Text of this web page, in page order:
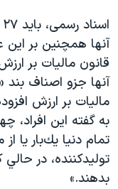
دادگاه حمید نوری
چهل سال
قانون شفافیت دارائی
اعتراضات مردمی آبان
اسرائیل در جنگ
نرگس محمدی برنده
همایش محافظه‌کاران
آنها همچنین بر این
قانون مالیات بر
آنها جزو اصناف بند
مالیات بر ارزش
به گفته این افراد،
تمام دنيا يك‌بار يا
توليد‌كننده، در حالي
بدهند.»